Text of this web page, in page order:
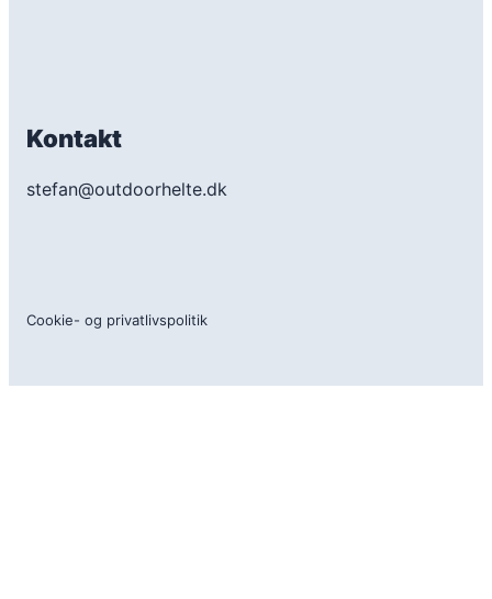
Kontakt
stefan@outdoorhelte.dk
Cookie- og privatlivspolitik